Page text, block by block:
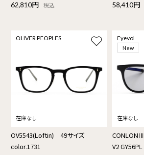
62,810円 税込 58,410円
OLIVER PEOPLES
OV5543(Loftin) 49サイズ
color.1731
Eyevol
New
V2